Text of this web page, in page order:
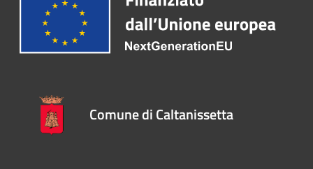
Comune di Caltanissetta